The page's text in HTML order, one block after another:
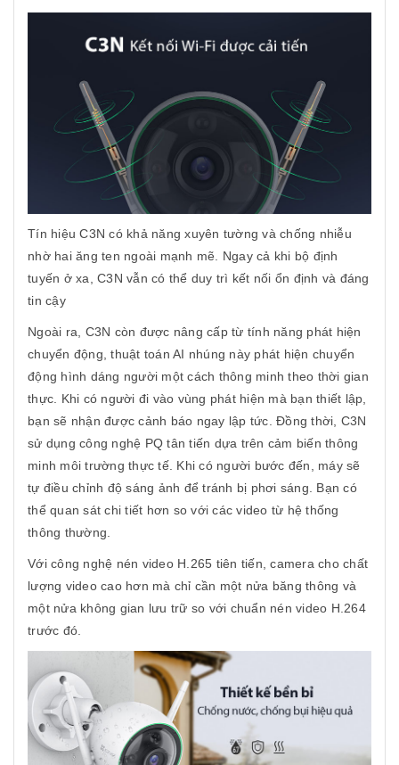
Tín hiệu C3N có khả năng xuyên tường và chống nhiễu
nhờ hai ăng ten ngoài mạnh mẽ. Ngay cả khi bộ định
tuyến ở xa, C3N vẫn có thể duy trì kết nối ổn định và đáng
tin cậy
Ngoài ra, C3N còn được nâng cấp từ tính năng phát hiện
chuyển động, thuật toán AI nhúng này phát hiện chuyển
động hình dáng người một cách thông minh theo thời gian
thực. Khi có người đi vào vùng phát hiện mà bạn thiết lập,
bạn sẽ nhận được cảnh báo ngay lập tức. Đồng thời, C3N
sử dụng công nghệ PQ tân tiến dựa trên cảm biến thông
minh môi trường thực tế. Khi có người bước đến, máy sẽ
tự điều chỉnh độ sáng ảnh để tránh bị phơi sáng. Bạn có
thể quan sát chi tiết hơn so với các video từ hệ thống
thông thường.
Với công nghệ nén video H.265 tiên tiến, camera cho chất
lượng video cao hơn mà chỉ cần một nửa băng thông và
một nửa không gian lưu trữ so với chuẩn nén video H.264
trước đó.